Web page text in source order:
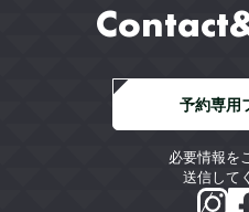
予約専用
必要情報を
送信して